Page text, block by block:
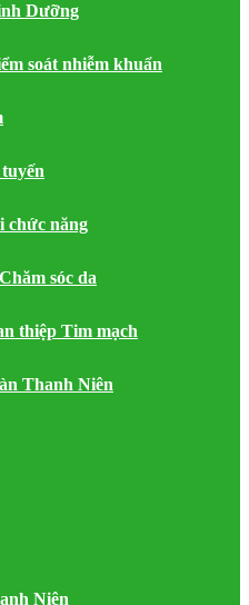
Dưỡng
soát nhiễm khuẩn
chức năng
sóc da
thiệp Tim mạch
Thanh Niên
Niên